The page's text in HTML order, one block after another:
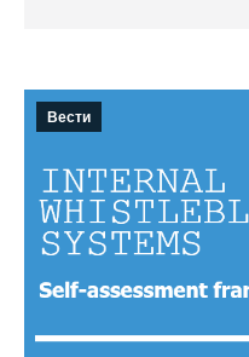
Вести